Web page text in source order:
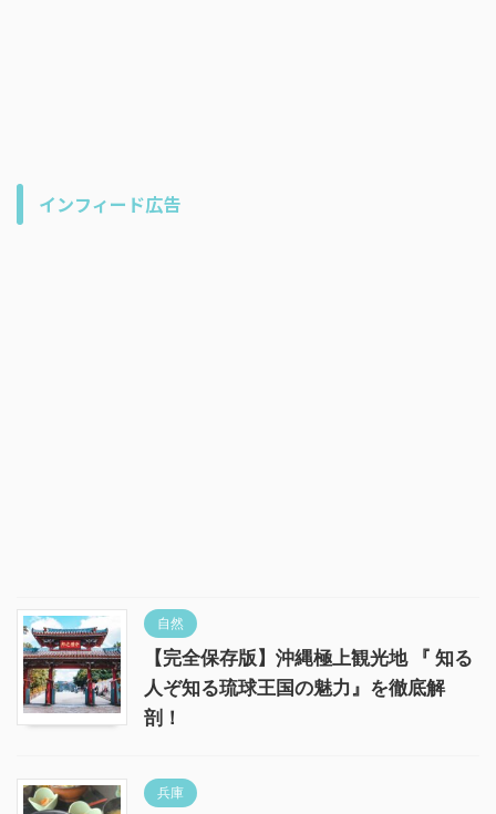
インフィード広告
自然
【完全保存版】沖縄極上観光地 『 知る
人ぞ知る琉球王国の魅力』を徹底解
剖！
兵庫